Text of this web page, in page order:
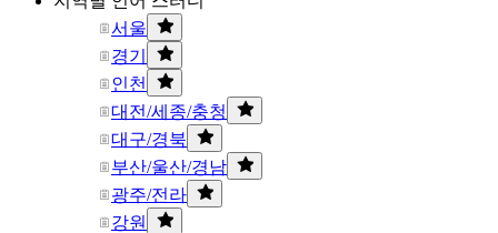
서울
경기
인천
대전/세종/충청
대구/경북
부산/울산/경남
광주/전라
강원